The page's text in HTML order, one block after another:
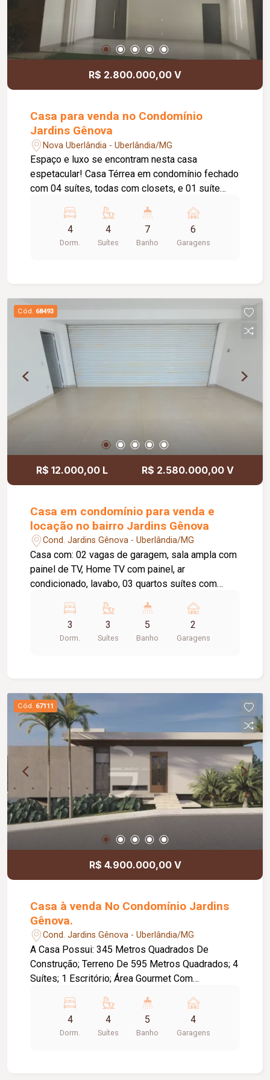
R$ 2.800.000,00 V
Casa para venda no Condomínio
Jardins Gênova
Nova Uberlândia - Uberlândia/MG
Espaço e luxo se encontram nesta casa
espetacular! Casa Térrea em condomínio fechado
com 04 suítes, todas com closets, e 01 suíte
esta casa térrea oferece o melhor em conforto e
conveniência. Desfrute de momentos de
relaxamento na sala de 03 ambientes, cozinhe
generoso de 503 m², esta casa é uma obra-prima
da integração, com uma piscina aquecida e
cascata que criam um oásis particular. A garagem
coberta para 03 carros oferece praticidade,
enquanto as portas em ACM e alumínio,
juntamente com persianas integradas, garantem
elegância e funcionalidade. Venha descobrir o
significado de privacidade e sofisticação nesta
4
Dorm.
4
Suítes
7
Banho
6
Garagens
Cód. 68493
R$ 12.000,00 L R$ 2.580.000,00 V
Casa em condomínio para venda e
locação no bairro Jardins Gênova
Cond. Jardins Gênova - Uberlândia/MG
Casa com: 02 vagas de garagem, sala ampla com
painel de TV, Home TV com painel, ar
condicionado, lavabo, 03 quartos suítes com
master com closet e hidromassagem, cozinha
planejada com cooktop coifa, despensa,
lavanderia com armário, varanda gourmet com
281,33m². Condomínio: Portaria 24 horas,
academia, piscina, playground, quadras
esportivas e espaço gourmet.
3
Dorm.
3
Suítes
5
Banho
2
Garagens
Cód. 67111
R$ 4.900.000,00 V
Casa à venda No Condomínio Jardins
Gênova.
Cond. Jardins Gênova - Uberlândia/MG
A Casa Possui: 345 Metros Quadrados De
Construção; Terreno De 595 Metros Quadrados; 4
Suítes; 1 Escritório; Área Gourmet Com
Central; Lavanderia; Usina Fotovoltaica
4
Dorm.
4
Suítes
5
Banho
4
Garagens